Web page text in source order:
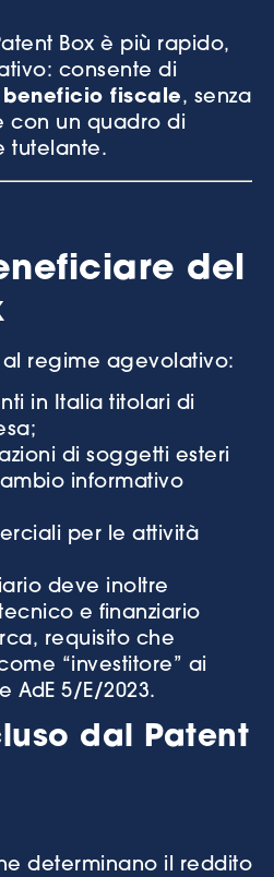
Box è più rapido,
consente di
fiscale, senza
con un quadro di
tutelante.
del
regime agevolativo:
in Italia titolari di
di soggetti esteri
informativo
per le attività
deve inoltre
e finanziario
requisito che
“investitore” ai
AdE 5/E/2023.
dal Patent
determinano il reddito